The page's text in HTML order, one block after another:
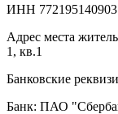
ИНН
Адрес места
1, кв.1
Банковские
Банк: ПАО